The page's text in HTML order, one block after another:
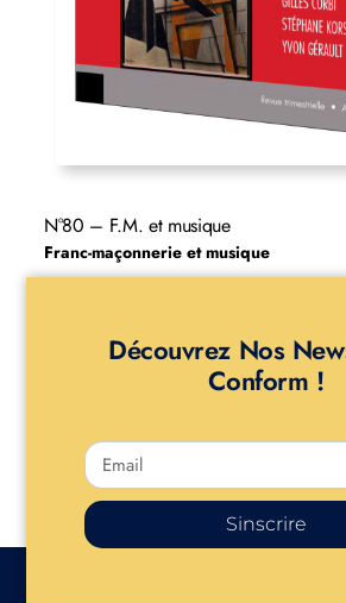
N°80 – F.M. et musique
Franc-maçonnerie et musique
Découvrez Nos
Conform !
Sinscrire